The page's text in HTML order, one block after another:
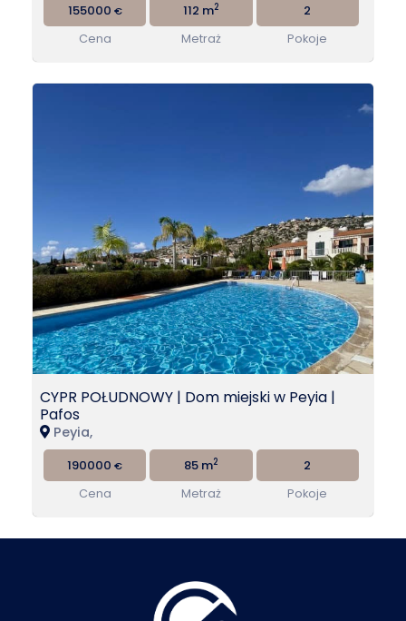
155000 €
Cena
112 m2
Metraż
2
Pokoje
CYPR POŁUDNOWY | Dom miejski w Peyia |
Pafos
Peyia,
190000€
Cena
85 m2
Metraż
2
Pokoje